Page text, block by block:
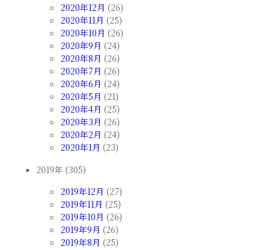
2020年12月 (26)
2020年11月 (25)
2020年10月 (26)
2020年9月 (24)
2020年8月 (26)
2020年7月 (26)
2020年6月 (24)
2020年5月 (21)
2020年4月 (25)
2020年3月 (26)
2020年2月 (24)
2020年1月 (23)
2019年 (305)
2019年12月 (27)
2019年11月 (25)
2019年10月 (26)
2019年9月 (26)
2019年8月 (25)